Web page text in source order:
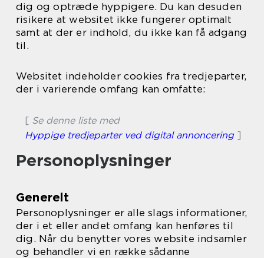
dig og optræde hyppigere. Du kan desuden
risikere at websitet ikke fungerer optimalt
samt at der er indhold, du ikke kan få adgang
til.
Websitet indeholder cookies fra tredjeparter,
der i varierende omfang kan omfatte:
[ Se denne liste med
Hyppige tredjeparter ved digital annoncering]
Personoplysninger
Generelt
Personoplysninger er alle slags informationer,
der i et eller andet omfang kan henføres til
dig. Når du benytter vores website indsamler
og behandler vi en række sådanne